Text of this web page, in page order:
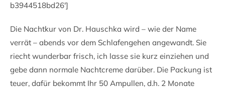
b3944518bd26′]
Die Nachtkur von Dr. Hauschka wird – wie der Name
verrät – abends vor dem Schlafengehen angewandt. Sie
riecht wunderbar frisch, ich lasse sie kurz einziehen und
gebe dann normale Nachtcreme darüber. Die Packung ist
teuer, dafür bekommt Ihr 50 Ampullen, d.h. 2 Monate